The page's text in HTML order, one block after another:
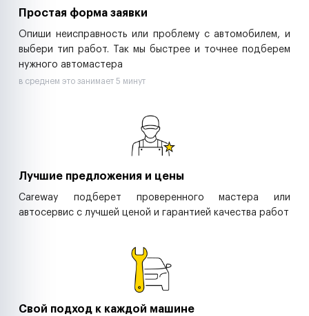
Простая форма заявки
Опиши неисправность или проблему с автомобилем, и
выбери тип работ. Так мы быстрее и точнее подберем
нужного автомастера
в среднем это занимает 5 минут
Лучшие предложения и цены
Careway подберет проверенного мастера или
автосервис с лучшей ценой и гарантией качества работ
Свой подход к каждой машине